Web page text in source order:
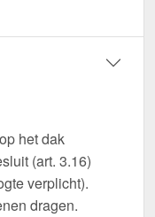
het dak
(art. 3.16)
verplicht).
dragen.